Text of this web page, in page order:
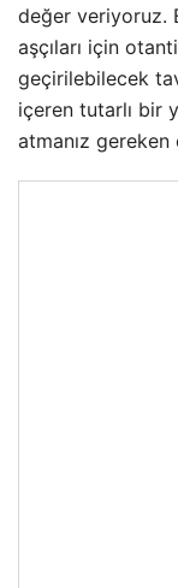
değer veriyoruz.
aşçıları için
geçirilebilecek
içeren tutarlı bir
atmanız gereken